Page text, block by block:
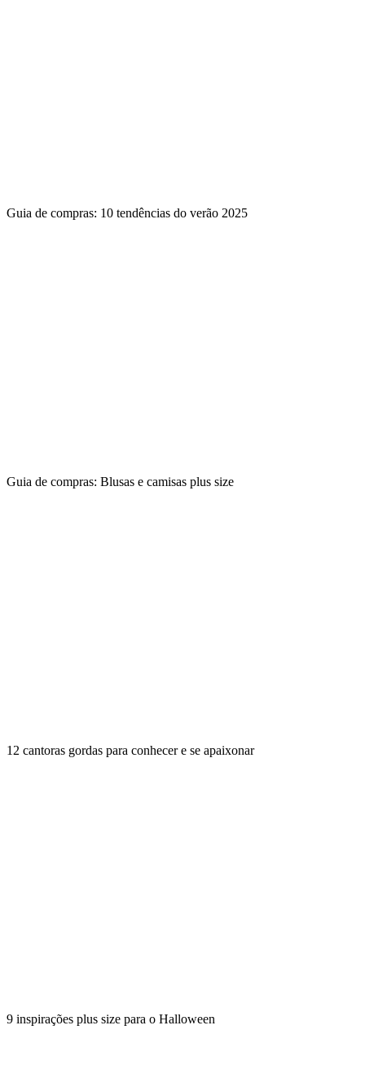
Guia de compras: 10 tendências do verão 2025
Guia de compras: Blusas e camisas plus size
12 cantoras gordas para conhecer e se apaixonar
9 inspirações plus size para o Halloween